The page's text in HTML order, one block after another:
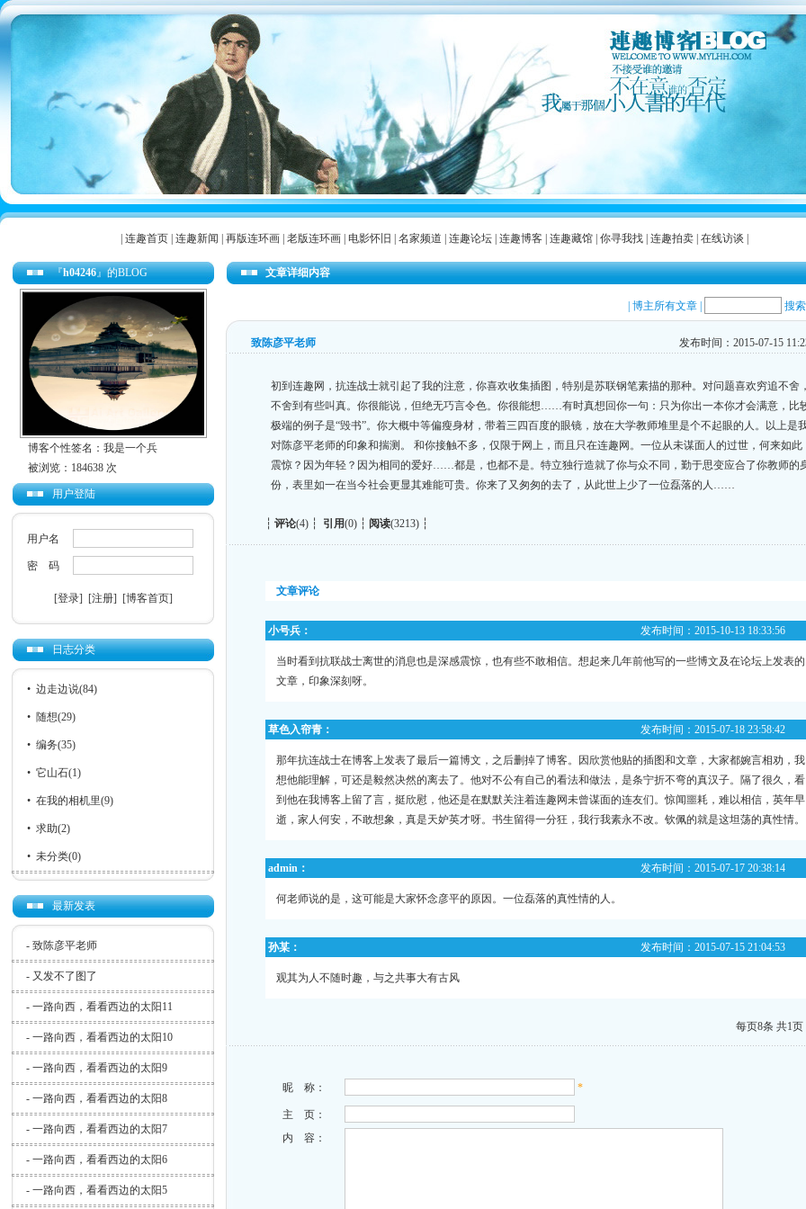
连趣首页| 连趣新闻 再版连环画| 老版连环画| 电影怀旧 名家频道 连趣论坛| 连趣博客| 连趣藏馆| 你寻我找| 连趣拍卖| 在线访谈
『h04246』的BLOG
博客个性签名：我是一个兵
被浏览：184638 次
用户登陆
用户名
密 码
[登录] [注册] [博客首页]
日志分类
• 边走边说(84)
• 随想(29)
• 编务(35)
• 它山石(1)
• 在我的相机里(9)
• 求助(2)
• 未分类(0)
最新发表
- 致陈彦平老师
- 又发不了图了
- 一路向西，看看西边的太阳11
- 一路向西，看看西边的太阳10
- 一路向西，看看西边的太阳9
- 一路向西，看看西边的太阳8
- 一路向西，看看西边的太阳7
- 一路向西，看看西边的太阳6
- 一路向西，看看西边的太阳5
文章详细内容
博主所有文章| 搜索
致陈彦平老师 发布时间：2015-07-15
初到连趣网，抗连战士就引起了我的注意，你喜欢收集插图，特别是苏联钢笔素描的那种。对问题喜欢穷追不舍
不舍到有些叫真。你很能说，但绝无巧言令色。你很能想……有时真想回你一句：只为你出一本你才会满意，比
极端的例子是“毁书”。你大概中等偏瘦身材，带着三四百度的眼镜，放在大学教师堆里是个不起眼的人。以上是
对陈彦平老师的印象和揣测。 和你接触不多，仅限于网上，而且只在连趣网。一位从未谋面人的过世，何来如此
震惊？因为年轻？因为相同的爱好……都是，也都不是。特立独行造就了你与众不同，勤于思变应合了你教师的
份，表里如一在当今社会更显其难能可贵。你来了又匆匆的去了，从此世上少了一位磊落的人……
┆ 评论(4) ┆ 引用(0) ┆ 阅读(3213) ┆
文章评论
小号兵： 发布时间：2015-10-13 18:33:56
当时看到抗联战士离世的消息也是深感震惊，也有些不敢相信。想起来几年前他写的一些博文及在论坛上发表的
文章，印象深刻呀。
草色入帘青： 发布时间：2015-07-18 23:58:42
那年抗连战士在博客上发表了最后一篇博文，之后删掉了博客。因欣赏他贴的插图和文章，大家都婉言相劝，我
想他能理解，可还是毅然决然的离去了。他对不公有自己的看法和做法，是条宁折不弯的真汉子。隔了很久，看
到他在我博客上留了言，挺欣慰，他还是在默默关注着连趣网未曾谋面的连友们。惊闻噩耗，难以相信，英年早
逝，家人何安，不敢想象，真是天妒英才呀。书生留得一分狂，我行我素永不改。钦佩的就是这坦荡的真性情。
admin： 发布时间：2015-07-17 20:38:14
何老师说的是，这可能是大家怀念彦平的原因。一位磊落的真性情的人。
孙某： 发布时间：2015-07-15 21:04:53
观其为人不随时趣，与之共事大有古风
每页8条 共1页
昵 称： *
主 页：
内 容：